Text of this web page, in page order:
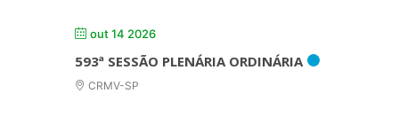
out 14 2026
593ª SESSÃO PLENÁRIA ORDINÁRIA
CRMV-SP